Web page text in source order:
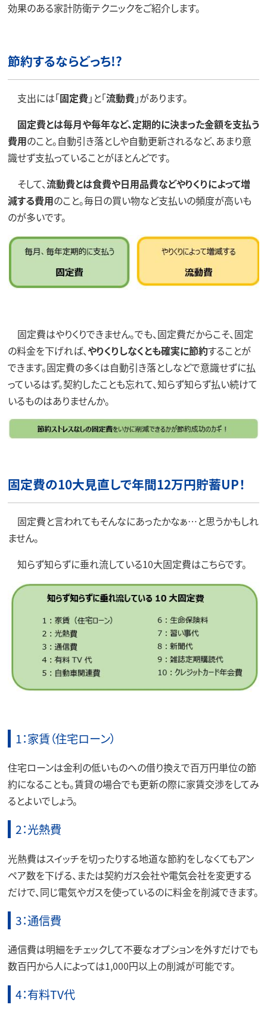
効果のある家計防衛テクニックをご紹介します。
節約するならどっち!?
支出には「固定費 」と「流動費 」があります。
固定費とは毎月や毎年など、定期的に決まった金額を支払う
費用のこと。自動引き落としや自動更新されるなど、あまり意
識せず支払っていることがほとんどです。
そして、流動費とは食費や日用品費などやりくりによって増
減する費用のこと。毎日の買い物など支払いの頻度が高いも
のが多いです。
固定費はやりくりできません。でも、固定費だからこそ、固定
の料金を下げれば、やりくりしなくとも確実に節約することが
できます。固定費の多くは自動引き落としなどで意識せずに払
っているはず。契約したことも忘れて、知らず知らず払い続けて
いるものはありませんか。
固定費の10大見直しで年間12万円貯蓄UP！
固定費と言われてもそんなにあったかなぁ…と思うかもしれ
ません。
知らず知らずに垂れ流している10大固定費はこちらです。
1：家賃（住宅ローン）
住宅ローンは金利の低いものへの借り換えで百万円単位の節
約になることも。賃貸の場合でも更新の際に家賃交渉をしてみ
るとよいでしょう。
2：光熱費
光熱費はスイッチを切ったりする地道な節約をしなくてもアン
ペア数を下げる、または契約ガス会社や電気会社を変更する
だけで、同じ電気やガスを使っているのに料金を削減できます。
3：通信費
通信費は明細をチェックして不要なオプションを外すだけでも
数百円から人によっては1,000円以上の削減が可能です。
4：有料TV代